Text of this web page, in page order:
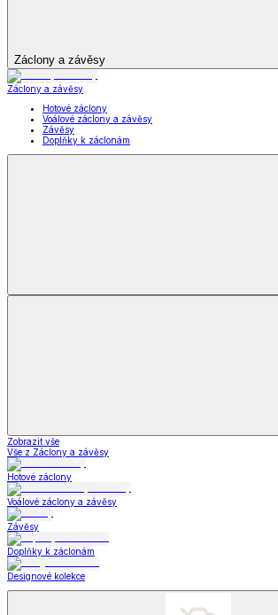
Záclony a závěsy
Záclony a závěsy
Hotové záclony
Voálové záclony a závěsy
Závěsy
Doplňky k záclonám
Zobrazit vše
Vše z Záclony a závěsy
Hotové záclony
Voálové záclony a závěsy
Závěsy
Doplňky k záclonám
Designové kolekce